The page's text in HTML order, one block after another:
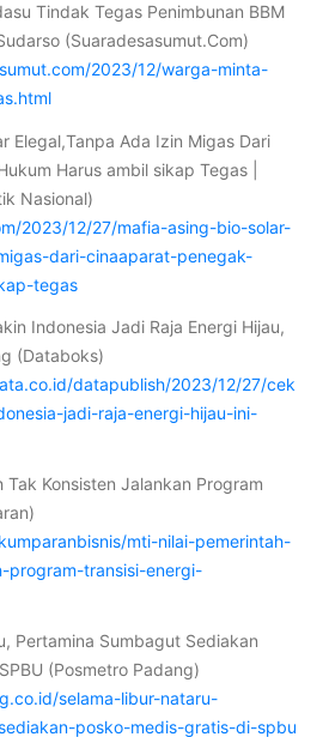
Tindak Tegas Penimbunan BBM
(Suaradesasumut.Com)
2023/12/warga-minta-
Elegal,Tanpa Ada Izin Migas Dari
Harus ambil sikap Tegas |
Nasional)
2023/12/27/mafia-asing-bio-solar-
dari-cinaaparat-penegak-
tegas
Indonesia Jadi Raja Energi Hijau,
(Databoks)
datapublish/2023/12/27/cek
jadi-raja-energi-hijau-ini-
Tak Konsisten Jalankan Program
mti-nilai-pemerintah-
program-transisi-energi-
Pertamina Sumbagut Sediakan
(Posmetro Padang)
selama-libur-nataru-
posko-medis-gratis-di-spbu